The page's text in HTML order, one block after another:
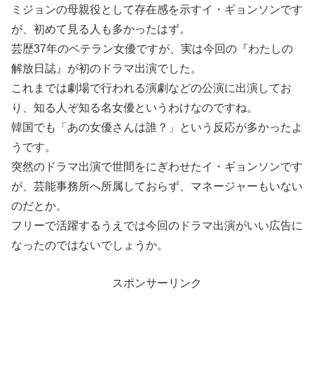
ミジョンの母親役として存在感を示すイ・ギョンソンです
が、初めて見る人も多かったはず。
芸歴37年のベテラン女優ですが、実は今回の『わたしの
解放日誌』が初のドラマ出演でした。
これまでは劇場で行われる演劇などの公演に出演してお
り、知る人ぞ知る名女優というわけなのですね。
韓国でも「あの女優さんは誰？」という反応が多かったよ
うです。
突然のドラマ出演で世間をにぎわせたイ・ギョンソンです
が、芸能事務所へ所属しておらず、マネージャーもいない
のだとか。
フリーで活躍するうえでは今回のドラマ出演がいい広告に
なったのではないでしょうか。
スポンサーリンク